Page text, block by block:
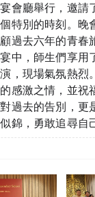
會廳舉行，邀請
特別的時刻。晚
過去六年的青春
中，師生們享用
，現場氣氛熱烈
感激之情，並祝
過去的告別，更
錦，勇敢追尋自